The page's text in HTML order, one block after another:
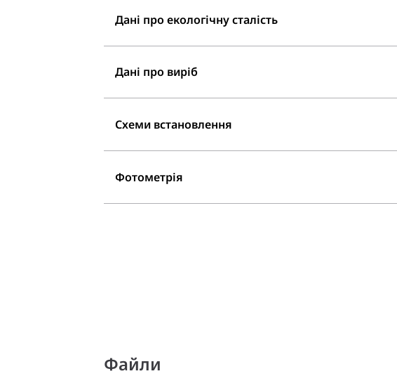
Дані про екологічну сталість
Дані про виріб
Схеми встановлення
Фотометрія
Файли